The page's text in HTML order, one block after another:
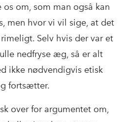
om, som man også kan
men hvor vi vil sige, at det
Selv hvis der var et
nedfryse æg, så er alt
ikke nødvendigvis etisk
fortsætter.
over for argumentet om,